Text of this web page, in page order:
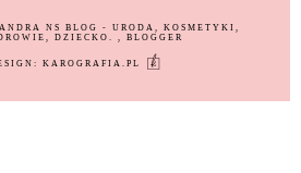
NS BLOG - URODA, KOSMETYKI,
DZIECKO., BLOGGER
KAROGRAFIA.PL